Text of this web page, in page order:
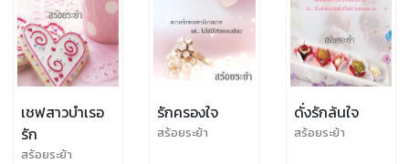
เชฟสาวบำเรอ
รัก
สร้อยระย้า
รักครองใจ
สร้อยระย้า
ดั่งรักล้นใจ
สร้อยระย้า